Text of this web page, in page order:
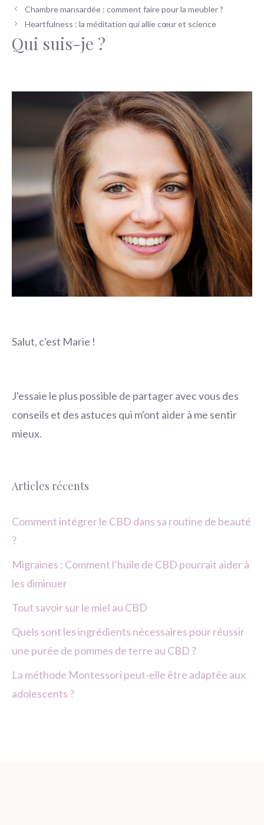
Chambre mansardée : comment faire pour la meubler ?
Heartfulness : la méditation qui allie cœur et science
Qui suis-je ?
Salut, c'est Marie !
J'essaie le plus possible de partager avec vous des
conseils et des astuces qui m'ont aider à me sentir
mieux.
Articles récents
Comment intégrer le CBD dans sa routine de beauté
?
Migraines : Comment l’huile de CBD pourrait aider à
les diminuer
Tout savoir sur le miel au CBD
Quels sont les ingrédients nécessaires pour réussir
une purée de pommes de terre au CBD ?
La méthode Montessori peut-elle être adaptée aux
adolescents ?